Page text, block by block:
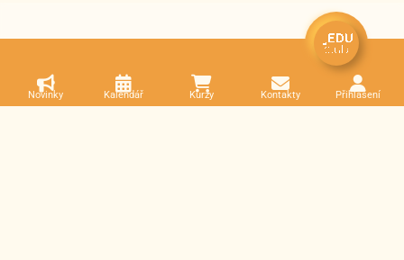
Novinky Kalendář Kurzy Kontakty Přihlášení